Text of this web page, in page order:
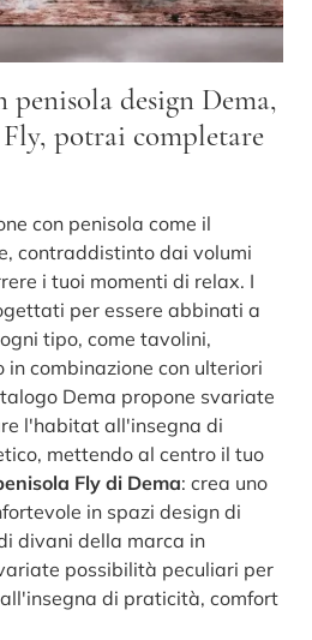
design Dema,
potrai completare
con penisola come il
contraddistinto dai volumi
i tuoi momenti di relax. I
per essere abbinati a
tipo, come tavolini,
combinazione con ulteriori
Dema propone svariate
l'habitat all'insegna di
mettendo al centro il tuo
Fly di Dema: crea uno
in spazi design di
divani della marca in
possibilità peculiari per
di praticità, comfort